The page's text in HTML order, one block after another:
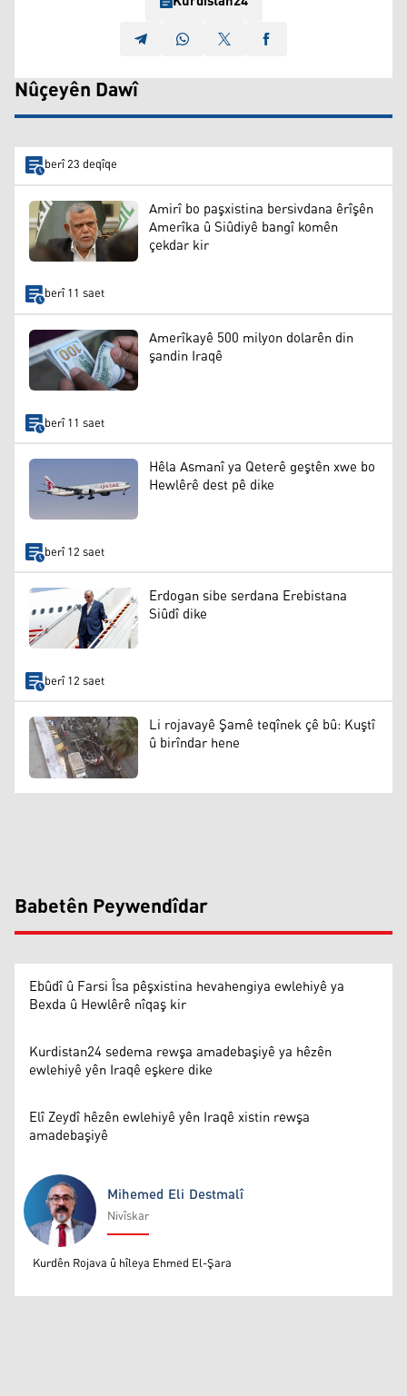
Nûçeyên Dawî
berî 23 deqîqe
Amirî bo paşxistina bersivdana êrîşên
Amerîka û Siûdiyê bangî komên
çekdar kir
berî 11 saet
Amerîkayê 500 milyon dolarên din
şandin Iraqê
berî 11 saet
Hêla Asmanî ya Qeterê geştên xwe bo
Hewlêrê dest pê dike
berî 12 saet
Erdogan sibe serdana Erebistana
Siûdî dike
berî 12 saet
Li rojavayê Şamê teqînek çê bû: Kuştî
û birîndar hene
Babetên Peywendîdar
Ebûdî û Farsi Îsa pêşxistina hevahengiya ewlehiyê ya
Bexda û Hewlêrê nîqaş kir
Kurdistan24 sedema rewşa amadebaşiyê ya hêzên
ewlehiyê yên Iraqê eşkere dike
Elî Zeydî hêzên ewlehiyê yên Iraqê xistin rewşa
amadebaşiyê
Mihemed Eli Destmalî
Mihemed Eli Destmalî
Nivîskar
Kurdên Rojava û hîleya Ehmed El-Şara